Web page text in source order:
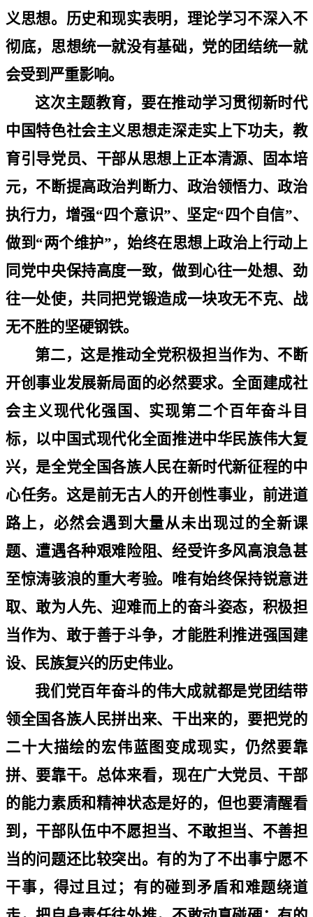
义思想。历史和现实表明，理论学习不深入不
彻底，思想统一就没有基础，党的团结统一就
会受到严重影响。
这次主题教育，要在推动学习贯彻新时代
中国特色社会主义思想走深走实上下功夫，教
育引导党员、干部从思想上正本清源、固本培
元，不断提高政治判断力、政治领悟力、政治
执行力，增强“ 四个意识”、坚定“ 四个自信”、
做到“两个维护”，始终在思想上政治上行动上
同党中央保持高度一致，做到心往一处想、劲
往一处使，共同把党锻造成一块攻无不克、战
无不胜的坚硬钢铁。
第二，这是推动全党积极担当作为、不断
开创事业发展新局面的必然要求。全面建成社
会主义现代化强国、实现第二个百年奋斗目
标，以中国式现代化全面推进中华民族伟大复
兴，是全党全国各族人民在新时代新征程的中
心任务。这是前无古人的开创性事业，前进道
路上，必然会遇到大量从未出现过的全新课
题、遭遇各种艰难险阻、经受许多风高浪急甚
至惊涛骇浪的重大考验。唯有始终保持锐意进
取、敢为人先、迎难而上的奋斗姿态，积极担
当作为、敢于善于斗争，才能胜利推进强国建
设、民族复兴的历史伟业。
我们党百年奋斗的伟大成就都是党团结带
领全国各族人民拼出来、干出来的，要把党的
二十大描绘的宏伟蓝图变成现实，仍然要靠
拼、要靠干。总体来看，现在广大党员、干部
的能力素质和精神状态是好的，但也要清醒看
到，干部队伍中不愿担当、不敢担当、不善担
当的问题还比较突出。有的为了不出事宁愿不
干事，得过且过；有的碰到矛盾和难题绕道